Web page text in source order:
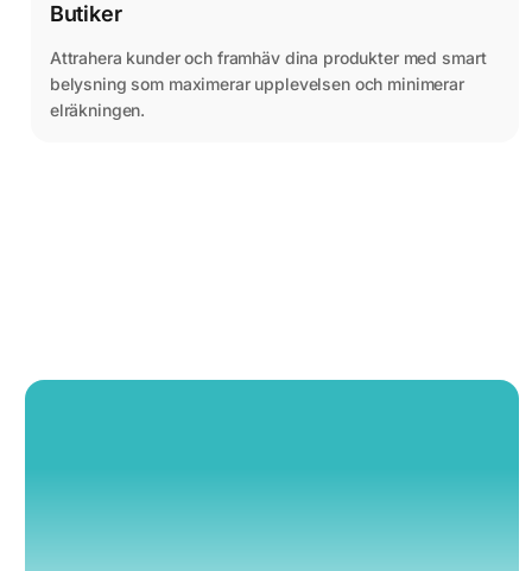
Butiker
Attrahera kunder och framhäv dina produkter med smart
belysning som maximerar upplevelsen och minimerar
elräkningen.